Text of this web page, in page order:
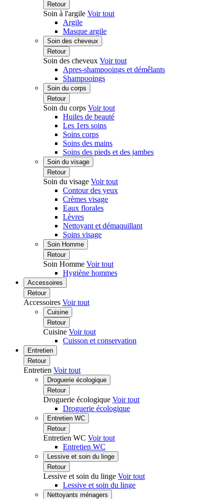
Retour
Soin à l'argile Voir tout
Argile
Masque argile
Soin des cheveux
Retour
Soin des cheveux Voir tout
Apres-shampooings et démêlants
Shampooings
Soin du corps
Retour
Soin du corps Voir tout
Huiles de beauté
Les 1ers soins
Soins corps
Soins des mains
Soins des pieds et des jambes
Soin du visage
Retour
Soin du visage Voir tout
Contour des yeux
Crèmes visage
Eaux florales
Lèvres
Nettoyant et démaquillant
Soins visage
Soin Homme
Retour
Soin Homme Voir tout
Hygiène hommes
Accessoires
Retour
Accessoires Voir tout
Cuisine
Retour
Cuisine Voir tout
Cuisson et conservation
Entretien
Retour
Entretien Voir tout
Droguerie écologique
Retour
Droguerie écologique Voir tout
Droguerie écologique
Entretien WC
Retour
Entretien WC Voir tout
Entretien WC
Lessive et soin du linge
Retour
Lessive et soin du linge Voir tout
Lessive et soin du linge
Nettoyants ménagers